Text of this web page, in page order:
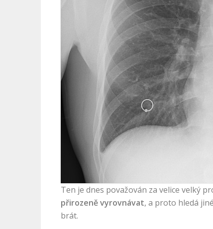
Ten je dnes považován za velice velký
přirozeně vyrovnávat, a proto hledá
brát.